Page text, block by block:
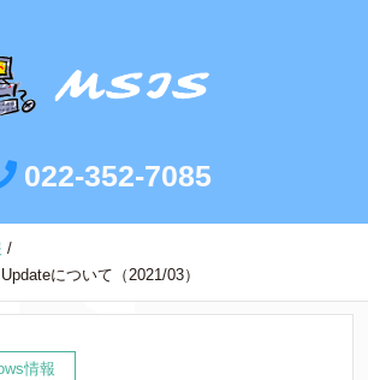
022-352-7085
/
について（2021/03）
情報